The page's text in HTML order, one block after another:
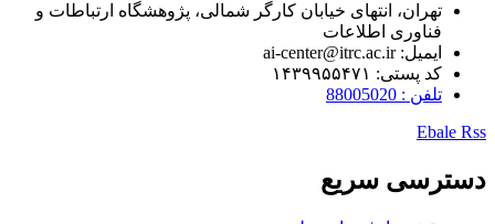
تهران، انتهای خیابان کارگر شمالی، پژوهشگاه ارتباطات و
فناوری اطلاعات
ایمیل: ai-center@itrc.ac.ir
کد پستی: ۱۴۳۹۹۵۵۴۷۱
تلفن : 88005020
Ebale Rss
دسترسی سریع